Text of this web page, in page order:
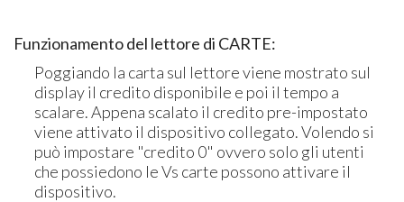
Funzionamento del lettore di CARTE:
Poggiando la carta sul lettore viene mostrato sul
display il credito disponibile e poi il tempo a
scalare. Appena scalato il credito pre-impostato
viene attivato il dispositivo collegato. Volendo si
può impostare "credito 0" ovvero solo gli utenti
che possiedono le Vs carte possono attivare il
dispositivo.